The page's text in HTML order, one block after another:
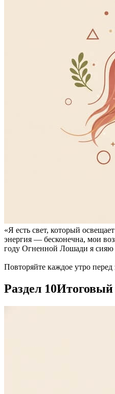
«Я есть свет, который
энергия — бесконечна, мои
году Огненной Лошади я сияю
Повторяйте каждое утро перед
Раздел 10Итоговый